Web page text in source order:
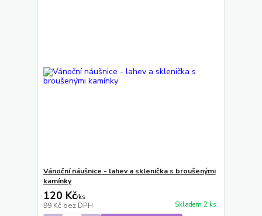
Vánoční náušnice - lahev a sklenička s broušenými
kamínky
120 Kč/ks
99 Kč bez DPH Skladem 2 ks